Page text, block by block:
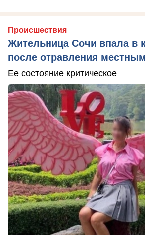
Происшествия
Жительница Сочи впала в
после отравления
Ее состояние критическое